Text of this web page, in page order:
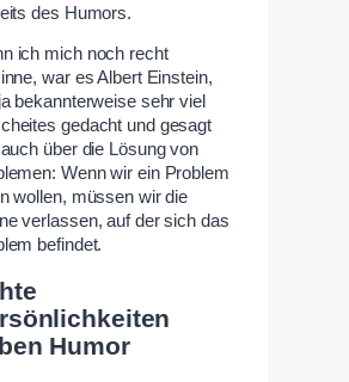
des Humors.
ich mich noch recht
war es Albert Einstein,
bekannterweise sehr viel
gedacht und gesagt
über die Lösung von
Wenn wir ein Problem
wollen, müssen wir die
verlassen, auf der sich das
befindet.
Humor